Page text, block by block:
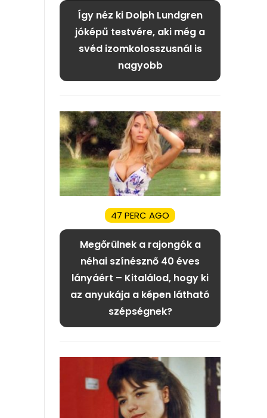
Így néz ki Dolph Lundgren
jóképű testvére, aki még a
svéd izomkolosszusnál is
nagyobb
47 PERC AGO
Megőrülnek a rajongók a
néhai színésznő 40 éves
lányáért – Kitalálod, hogy ki
az anyukája a képen látható
szépségnek?